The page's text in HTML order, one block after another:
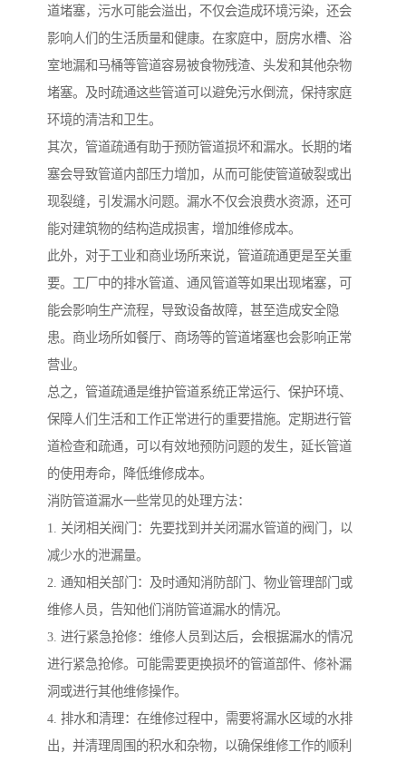
道堵塞，污水可能会溢出，不仅会造成环境污染，还会
影响人们的生活质量和健康。在家庭中，厨房水槽、浴
室地漏和马桶等管道容易被食物残渣、头发和其他杂物
堵塞。及时疏通这些管道可以避免污水倒流，保持家庭
环境的清洁和卫生。
其次，管道疏通有助于预防管道损坏和漏水。长期的堵
塞会导致管道内部压力增加，从而可能使管道破裂或出
现裂缝，引发漏水问题。漏水不仅会浪费水资源，还可
能对建筑物的结构造成损害，增加维修成本。
此外，对于工业和商业场所来说，管道疏通更是至关重
要。工厂中的排水管道、通风管道等如果出现堵塞，可
能会影响生产流程，导致设备故障，甚至造成安全隐
患。商业场所如餐厅、商场等的管道堵塞也会影响正常
营业。
总之，管道疏通是维护管道系统正常运行、保护环境、
保障人们生活和工作正常进行的重要措施。定期进行管
道检查和疏通，可以有效地预防问题的发生，延长管道
的使用寿命，降低维修成本。
消防管道漏水一些常见的处理方法：
1. 关闭相关阀门：先要找到并关闭漏水管道的阀门，以
减少水的泄漏量。
2. 通知相关部门：及时通知消防部门、物业管理部门或
维修人员，告知他们消防管道漏水的情况。
3. 进行紧急抢修：维修人员到达后，会根据漏水的情况
进行紧急抢修。可能需要更换损坏的管道部件、修补漏
洞或进行其他维修操作。
4. 排水和清理：在维修过程中，需要将漏水区域的水排
出，并清理周围的积水和杂物，以确保维修工作的顺利